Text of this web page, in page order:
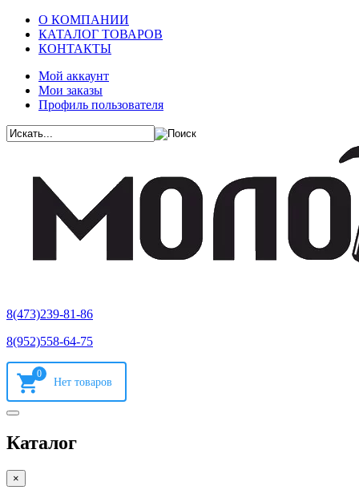
О КОМПАНИИ
КАТАЛОГ ТОВАРОВ
КОНТАКТЫ
Мой аккаунт
Мои заказы
Профиль пользователя
8(473)239-81-86
8(952)558-64-75
0
Каталог
×